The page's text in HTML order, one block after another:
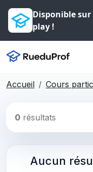
Disponible sur
play !
Accueil Cours
0 résultats
Aucun